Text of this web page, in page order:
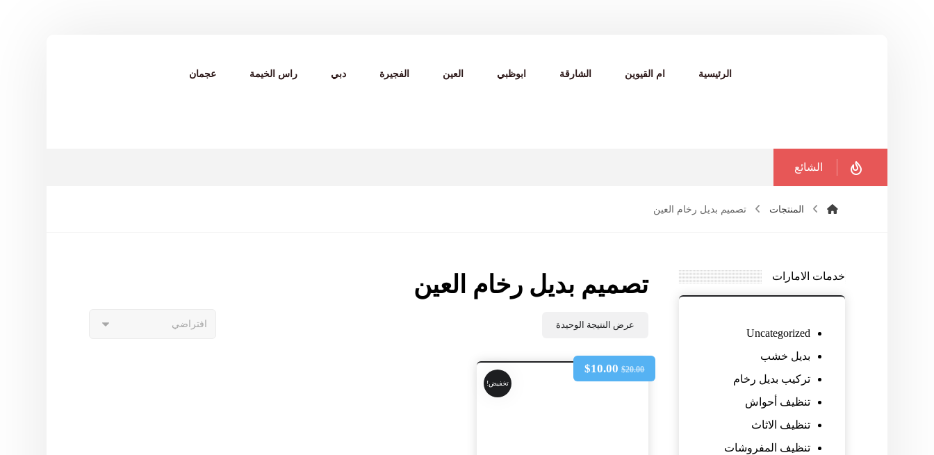
الرئيسية ام القيوين الشارقة ابوظبي العين الفجيرة دبي راس الخيمة عجمان
الشائع
المنتجات تصميم بديل رخام العين
تصميم بديل رخام العين
عرض النتيجة الوحيدة
تخفيض!
$20.00
$10.00
خدمات الامارات
Uncategorized
بديل خشب
تركيب بديل رخام
تنظيف أحواش
تنظيف الاثاث
تنظيف المفروشات